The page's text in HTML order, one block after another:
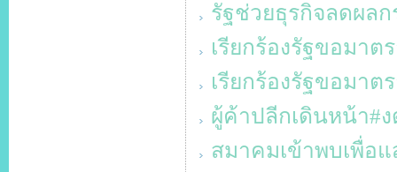
รัฐช่วยธุรกิจลดผลก
เรียกร้องรัฐขอมาต
เรียกร้องรัฐขอมาต
ผู้ค้าปลีกเดินหน้า#
สมาคมเข้าพบเพื่อ